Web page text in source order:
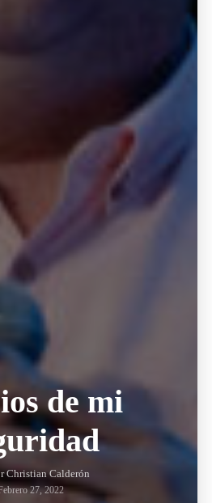
de mi
Christian Calderón
27, 2022